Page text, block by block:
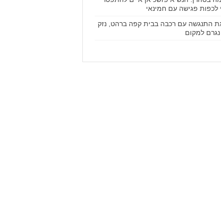
לכפות פגישה עם חמינאי
התנגשה עם רכבה בבית קפה ברהט, נזק
למקום